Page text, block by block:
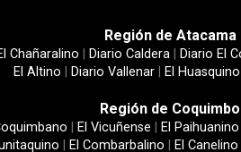
Región de Atacama
Chañaralino Diario Caldera Diario El
El Altino
Diario Vallenar El Huasquino
Región de Coquimbo
El Vicuñense El Paihuanino
El Combarbalino El Canelino